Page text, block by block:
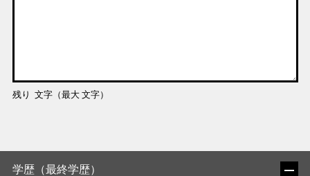
残り 文字（最大 文字）
学歴（最終学歴）